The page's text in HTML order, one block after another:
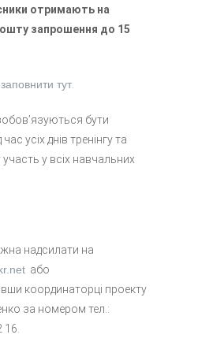
отримають на
запрошення до 15
тут
бути
усіх днів тренінгу та
у всіх навчальних
надсилати на
або
координаторці проекту
за номером тел.: